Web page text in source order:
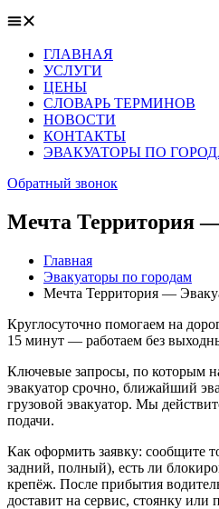
ГЛАВНАЯ
УСЛУГИ
ЦЕНЫ
СЛОВАРЬ ТЕРМИНОВ
НОВОСТИ
КОНТАКТЫ
ЭВАКУАТОРЫ ПО
Обратный звонок
Мечта Территория —
Главная
Эвакуаторы по городам
Мечта Территория —
Круглосуточно помогаем на
15 минут — работаем без
Ключевые запросы, по которым
эвакуатор срочно, ближайший
грузовой эвакуатор. Мы
подачи.
Как оформить заявку: сообщите
задний, полный), есть ли
крепёж. После прибытия
доставит на сервис, стоянку или